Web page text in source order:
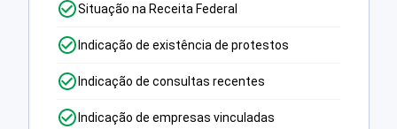
Situação na Receita Federal
Indicação de existência de protestos
Indicação de consultas recentes
Indicação de empresas vinculadas